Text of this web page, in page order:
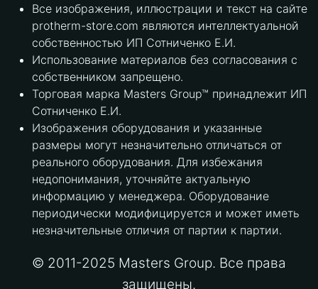
Все изображения, иллюстрации и текст на сайте
protherm-store.com являются интеллектуальной
собственностью ИП Сотниченко Е.И.
Использование материалов без согласования с
собственником запрещено.
Торговая марка Masters Group™ принадлежит ИП
Сотниченко Е.И.
Изображения оборудования и указанные
размеры могут незначительно отличаться от
реального оборудования. Для избежания
недопонимания, уточняйте актуальную
информацию у менеджера. Оборудование
периодически модифицируется и может иметь
незначительные отличия от партии к партии.
© 2011-2025 Masters Group. Все права
защищены.